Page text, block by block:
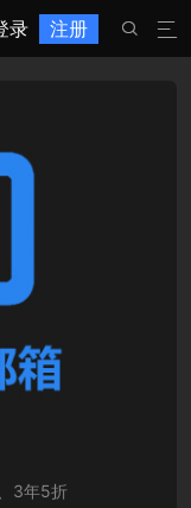
录 注册 

3年5折